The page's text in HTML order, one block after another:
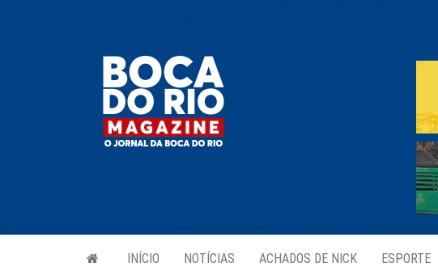
.
INÍCIO NOTÍCIAS ACHADOS DE NICK ESPORTE